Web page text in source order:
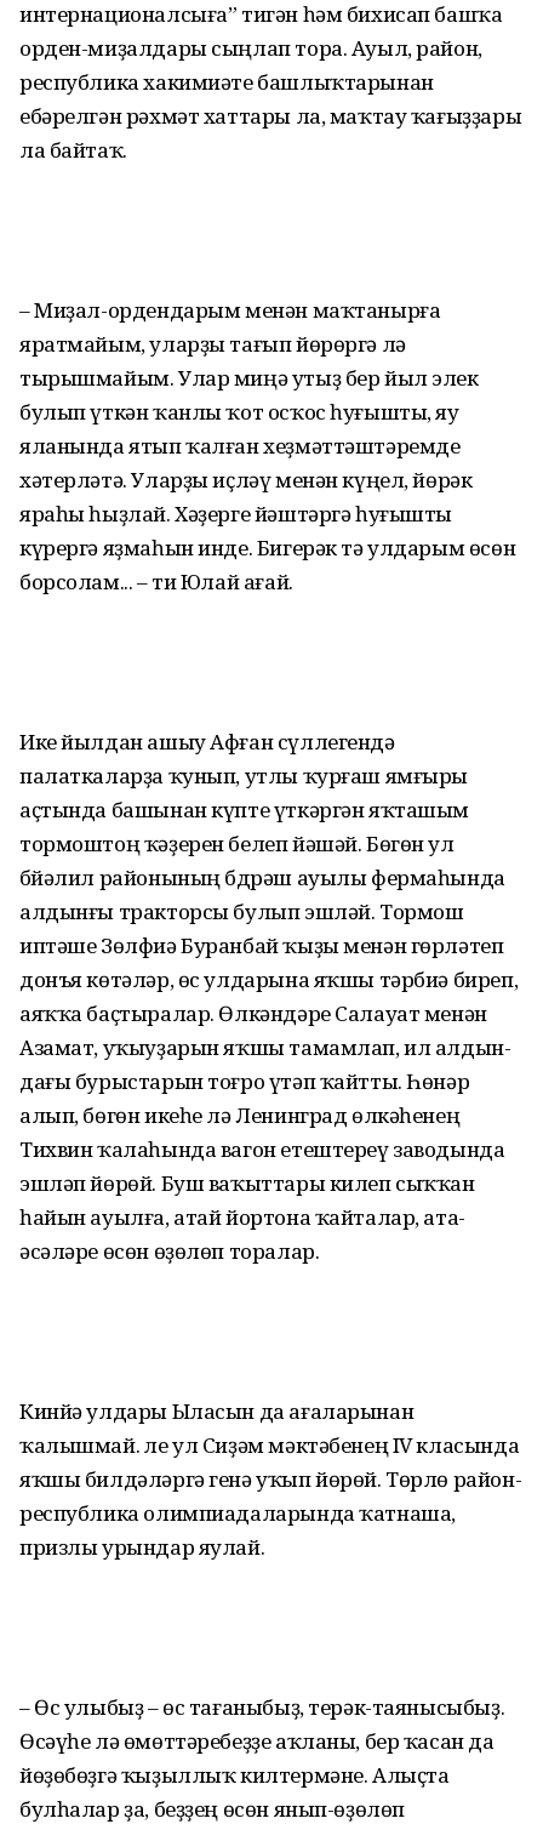
интернационалсыға” тигән һәм бихисап башҡа
орден-миҙал­дары сыңлап тора. Ауыл, район,
республика хакимиәте башлыҡтарынан
ебәрелгән рәхмәт хаттары ла, маҡтау ҡағыҙҙары
ла байтаҡ.
– Миҙал-ордендарым менән маҡтанырға
яратмайым, улар­ҙы тағып йөрөргә лә
тырышмайым. Улар миңә утыҙ бер йыл элек
булып үткән ҡанлы ҡот осҡос һуғышты, яу
яланында ятып ҡалған хеҙмәт­тәштәремде
хәтерләтә. Уларҙы иҫләү менән күңел, йөрәк
яраһы һыҙлай. Хәҙерге йәш­тәргә һуғышты
күрергә яҙма­һын инде. Бигерәк тә улдарым өсөн
борсолам... – ти Юлай ағай.
Ике йылдан ашыу Афған сүллегендә
палаткаларҙа ҡу­нып, утлы ҡурғаш ямғыры
аҫтында башынан күпте үткәр­гән яҡташым
тормоштоң ҡәҙерен белеп йәшәй. Бөгөн ул
Әбйәлил районының Әбдрәш ауылы фермаһында
алдынғы тракторсы булып эшләй. Тормош
иптәше Зөлфиә Буранбай ҡыҙы менән гөрләтеп
донъя көтәләр, өс улдарына яҡшы тәрбиә биреп,
аяҡҡа баҫтыралар. Өлкәндәре Салауат менән
Азамат, уҡыуҙарын яҡшы тамамлап, ил алдын­
дағы бурыстарын тоғро үтәп ҡайтты. Һөнәр
алып, бөгөн икеһе лә Ленинград өлкәһенең
Тихвин ҡалаһында вагон етештереү заводында
эшләп йөрөй. Буш ваҡыттары килеп сыҡҡан
һайын ауылға, атай йортона ҡайталар, ата-
әсәләре өсөн өҙөлөп торалар.
Кинйә улдары Ыласын да ағаларынан
ҡалышмай. Әле ул Сиҙәм мәктәбенең IV класында
яҡшы билдәләргә генә уҡып йөрөй. Төрлө район-
республика олимпиадаларында ҡатнаша,
призлы урындар яулай.
– Өс улыбыҙ – өс тағаныбыҙ, терәк-таянысыбыҙ.
Өсәүһе лә өмөттәребеҙҙе аҡланы, бер ҡасан да
йөҙөбөҙгә ҡыҙыллыҡ килтермәне. Алыҫта
булһалар ҙа, беҙҙең өсөн янып-өҙөлөп